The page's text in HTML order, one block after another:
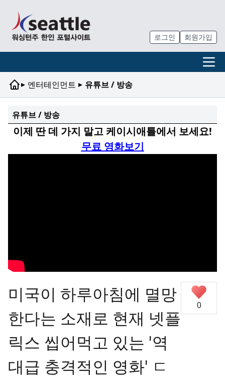
로그인 회원가입
▸ 엔터테인먼트 ▸ 유튜브 / 방송
유튜브 / 방송
이제 딴 데 가지 말고 케이시애틀에서 보세요!
무료 영화보기
미국이 하루아침에 멸망
한다는 소재로 현재 넷플
릭스 씹어먹고 있는 '역
대급 충격적인 영화' ㄷ
0